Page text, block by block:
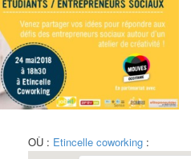
OÙ : Etincelle coworking: